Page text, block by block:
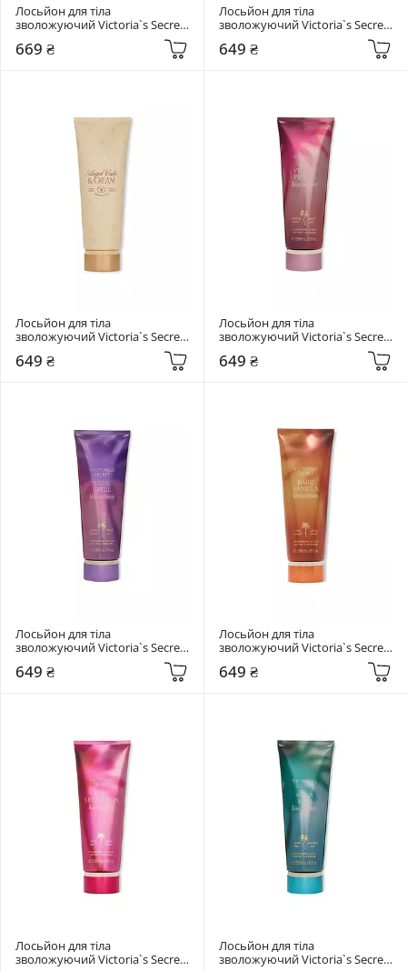
Лосьйон для тіла
зволожуючий Victoria`s Secret
669 ₴
Лосьйон для тіла
зволожуючий Victoria`s Secret
649 ₴
Лосьйон для тіла
зволожуючий Victoria`s Secret
236 мл  Angel Cake & Cream
649 ₴
Лосьйон для тіла
зволожуючий Victoria`s Secret
236 мл  Velvet Petals Vacation
649 ₴
Лосьйон для тіла
зволожуючий Victoria`s Secret
649 ₴
Лосьйон для тіла
зволожуючий Victoria`s Secret
236 мл  Bare Vanilla Vacation
649 ₴
Лосьйон для тіла
зволожуючий Victoria`s Secret
Лосьйон для тіла
зволожуючий Victoria`s Secret